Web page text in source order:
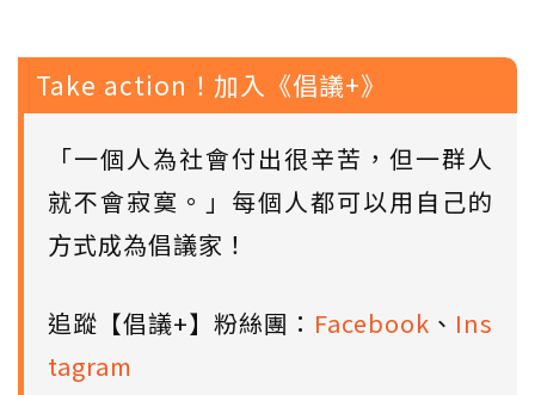
Take action！加入《倡議+》
「一個人為社會付出很辛苦，但一群人
就不會寂寞。」每個人都可以用自己的
方式成為倡議家！
追蹤【倡議+】粉絲團： Facebook 、 Ins
tagram